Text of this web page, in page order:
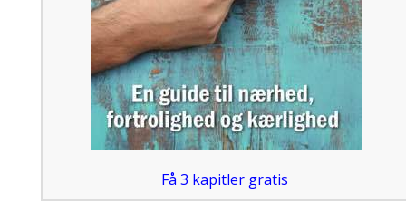
Få 3 kapitler gratis